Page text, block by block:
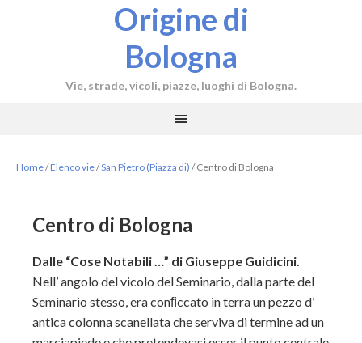
Origine di
Bologna
Vie, strade, vicoli, piazze, luoghi di Bologna.
Home/Elenco vie/San Pietro (Piazza di) /Centro di Bologna
Centro di Bologna
Dalle “Cose Notabili …” di Giuseppe Guidicini.
Nell’ angolo del vicolo del Seminario, dalla parte del
Seminario stesso, era conﬁccato in terra un pezzo d’
antica colonna scanellata che serviva di termine ad un